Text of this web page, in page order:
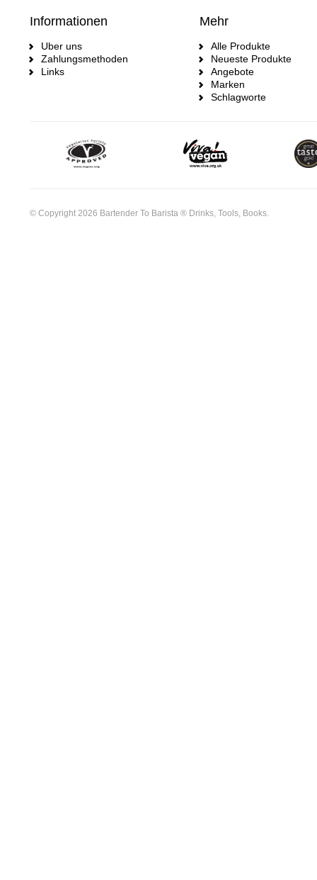
Informationen
Uber uns
Zahlungsmethoden
Links
Mehr
Alle Produkte
Neueste Produkte
Angebote
Marken
Schlagworte
© Copyright 2026 Bartender To Barista ® Drinks, Tools, Books.